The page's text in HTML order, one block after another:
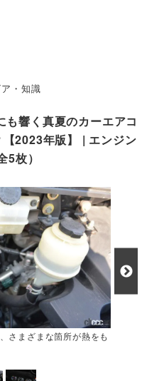
ア・知識
響く真夏のカーエアコ
2023年版】 | エンジン
枚）
さまざまな箇所が熱をも